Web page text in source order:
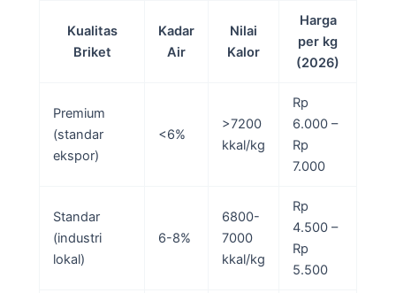
Kualitas
Briket
Kadar
Air
Nilai
Kalor
Harga
per kg
(2026)
Premium
(standar
ekspor)
<6%
>7200
kkal/kg
Rp
6.000 –
Rp
7.000
Standar
(industri
lokal)
6-8%
6800-
7000
kkal/kg
Rp
4.500 –
Rp
5.500